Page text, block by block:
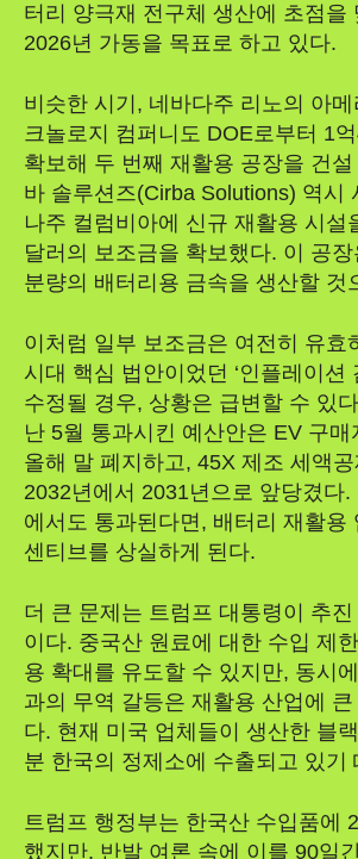
터리 양극재 전구체 생산에 초점을
2026년 가동을 목표로 하고 있다.
비슷한 시기, 네바다주 리노의 아메
크놀로지 컴퍼니도 DOE로부터 1
확보해 두 번째 재활용 공장을 건
바 솔루션즈(Cirba Solutions) 역시
나주 컬럼비아에 신규 재활용 시설
달러의 보조금을 확보했다. 이 공장
분량의 배터리용 금속을 생산할 것
이처럼 일부 보조금은 여전히 유효
시대 핵심 법안이었던 ‘인플레이션
수정될 경우, 상황은 급변할 수 있
난 5월 통과시킨 예산안은 EV 구매
올해 말 폐지하고, 45X 제조 세액
2032년에서 2031년으로 앞당겼다.
에서도 통과된다면, 배터리 재활용
센티브를 상실하게 된다.
더 큰 문제는 트럼프 대통령이 추
이다. 중국산 원료에 대한 수입 제
용 확대를 유도할 수 있지만, 동시
과의 무역 갈등은 재활용 산업에
다. 현재 미국 업체들이 생산한 블
분 한국의 정제소에 수출되고 있기
트럼프 행정부는 한국산 수입품에
했지만, 반발 여론 속에 이를 90일